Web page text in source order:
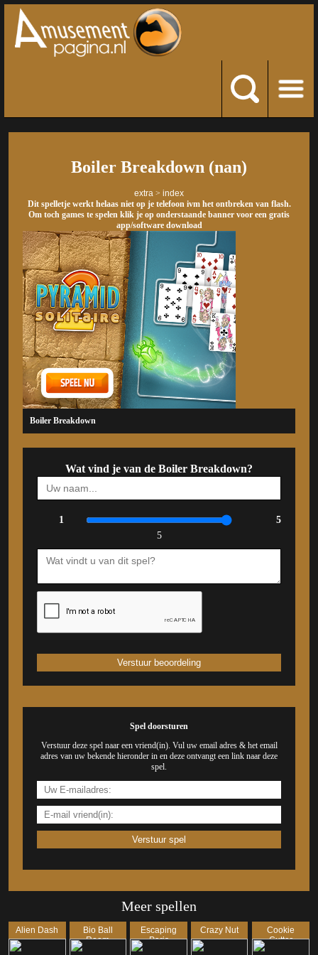
Boiler Breakdown (nan)
extra > index
Dit spelletje werkt helaas niet op je telefoon ivm het ontbreken van flash.
Om toch games te spelen klik je op onderstaande banner voor een gratis
app/software download
Boiler Breakdown
Wat vind je van de Boiler Breakdown?
1
5
5
Spel doorsturen
Verstuur deze spel naar een vriend(in). Vul uw email adres & het email
adres van uw bekende hieronder in en deze ontvangt een link naar deze
spel.
Meer spellen
Alien Dash
Bio Ball
Room
Escaping
Paris
Crazy Nut
Cookie
Cutter